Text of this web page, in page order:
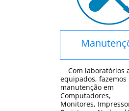
Com laboratórios
equipados, fazemos
manutenção em
Computadores,
Monitores,